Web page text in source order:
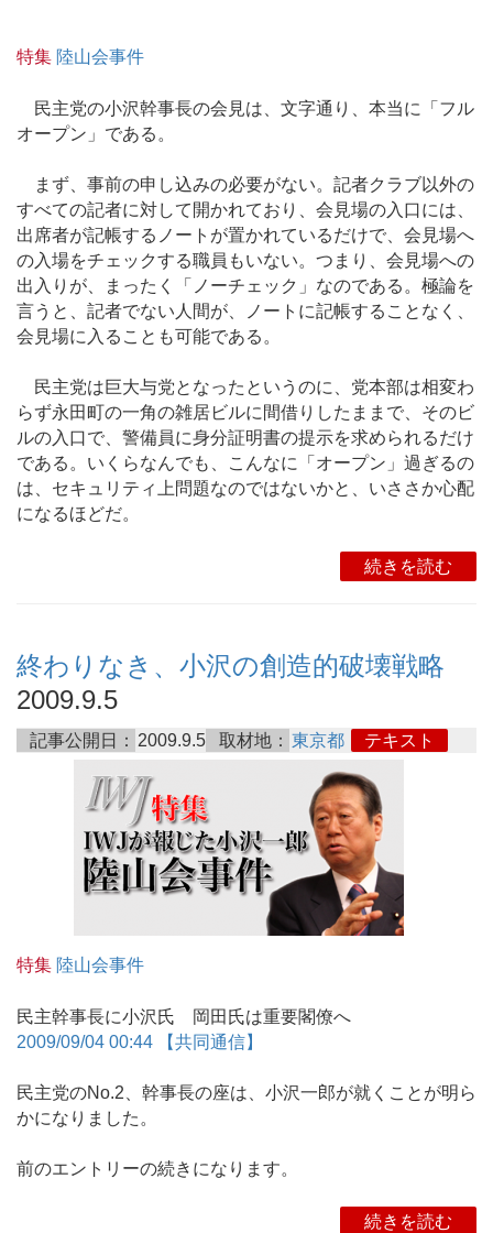
特集 陸山会事件
民主党の小沢幹事長の会見は、文字通り、本当に「フル
オープン」である。
まず、事前の申し込みの必要がない。記者クラブ以外の
すべての記者に対して開かれており、会見場の入口には、
出席者が記帳するノートが置かれているだけで、会見場へ
の入場をチェックする職員もいない。つまり、会見場への
出入りが、まったく「ノーチェック」なのである。極論を
言うと、記者でない人間が、ノートに記帳することなく、
会見場に入ることも可能である。
民主党は巨大与党となったというのに、党本部は相変わ
らず永田町の一角の雑居ビルに間借りしたままで、そのビ
ルの入口で、警備員に身分証明書の提示を求められるだけ
である。いくらなんでも、こんなに「オープン」過ぎるの
は、セキュリティ上問題なのではないかと、いささか心配
になるほどだ。
続きを読む
終わりなき、小沢の創造的破壊戦略
2009.9.5
記事公開日： 2009.9.5 取材地： 東京都 テキスト
特集 陸山会事件
民主幹事長に小沢氏 岡田氏は重要閣僚へ
2009/09/04 00:44 【共同通信】
民主党のNo.2、幹事長の座は、小沢一郎が就くことが明ら
かになりました。
前のエントリーの続きになります。
続きを読む